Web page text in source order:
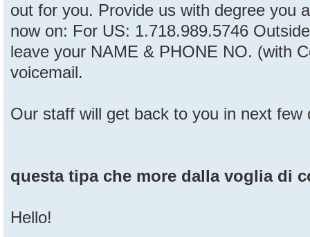
out for you. Provide us with degree you
now on: For US: 1.718.989.5746
leave your NAME & PHONE NO. (with
voicemail.
Our staff will get back to you in next few
questa tipa che more dalla voglia di
Hello!